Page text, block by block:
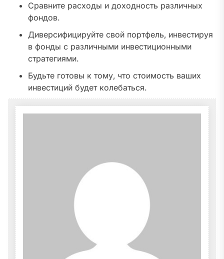
Сравните расходы и доходность различных
фондов.
Диверсифицируйте свой портфель‚ инвестируя
в фонды с различными инвестиционными
стратегиями.
Будьте готовы к тому‚ что стоимость ваших
инвестиций будет колебаться.